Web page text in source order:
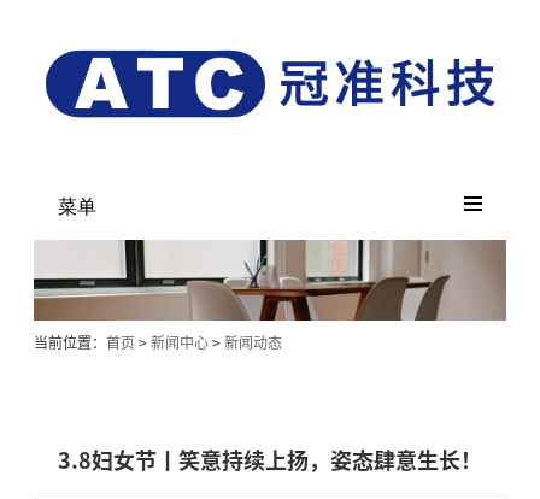
菜单
当前位置：首页>新闻中心>新闻动态
3.8妇女节丨笑意持续上扬，姿态肆意生长！